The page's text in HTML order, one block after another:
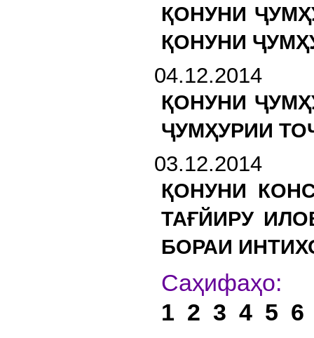
ҚОНУНИ
ҚОНУНИ
04.12.2014
ҚОНУНИ
ҶУМҲУРИИ
03.12.2014
ҚОНУНИ
ТАҒЙИРУ
БОРАИ
1 2 3 4 5 6